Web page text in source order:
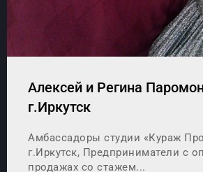
Алексей и Регина
г.Иркутск
Амбассадоры студии «Кураж
г.Иркутск, Предприниматели с
продажах со стажем...